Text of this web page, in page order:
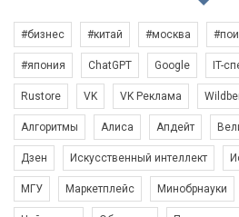
#бизнес #китай #москва
#япония ChatGPT Google IT-
Rustore VK VK Реклама
Алгоритмы Алиса Апдейт
Дзен Искусственный интеллект
МГУ Маркетплейс Минобрнауки